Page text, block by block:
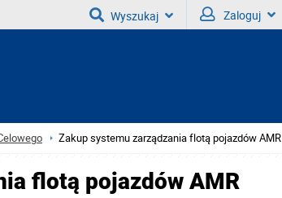
Wyszukaj Zaloguj
Zakup systemu zarządzania flotą pojazdów AMR
flotą pojazdów AMR